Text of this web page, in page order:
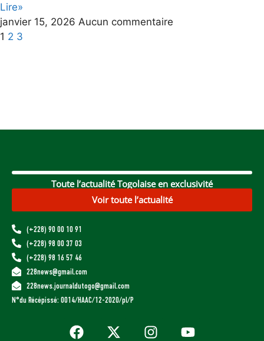
Lire»
janvier 15, 2026 Aucun commentaire
1 2 3
Toute l’actualité Togolaise en exclusivité
Voir toute l’actualité
(+228) 90 00 10 91
(+228) 98 00 37 03
(+228) 98 16 57 46
228news@gmail.com
228news.journaldutogo@gmail.com
N°du Récépissé: 0014/HAAC/12-2020/pl/P